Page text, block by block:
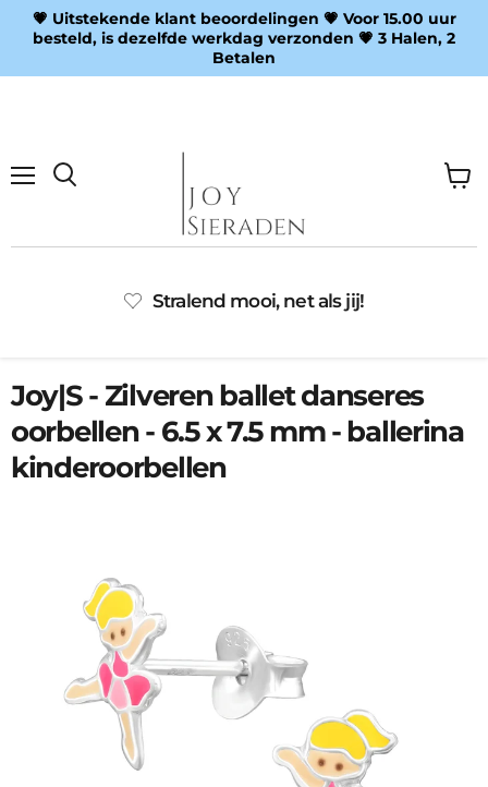
💗 Uitstekende klant beoordelingen 💗 Voor 15.00 uur
besteld, is dezelfde werkdag verzonden 💗 3 Halen, 2
Betalen
Stralend mooi, net als jij!
Joy|S - Zilveren ballet danseres
oorbellen - 6.5 x 7.5 mm - ballerina
kinderoorbellen